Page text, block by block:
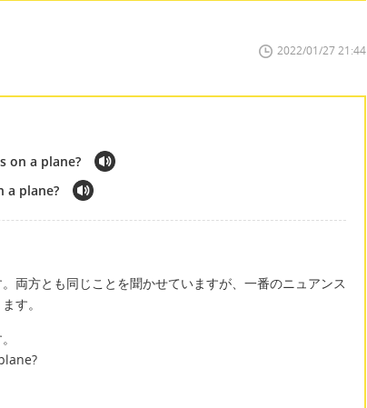
2022/01/27 21:44
on a plane?
a plane?
両方とも同じことを聞かせていますが、一番のニュアンス
す。